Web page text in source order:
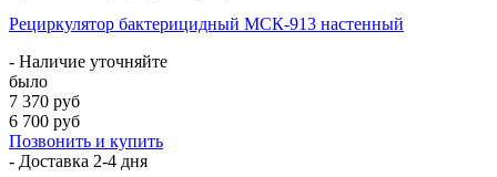
Рециркулятор бактерицидный МСК-913 настенный
- Наличие уточняйте
было
7 370 руб
6 700 руб
Позвонить и купить
- Доставка 2-4 дня